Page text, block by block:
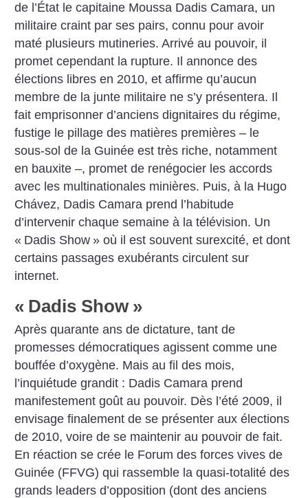
de l’État le capitaine Moussa Dadis Camara, un
militaire craint par ses pairs, connu pour avoir
maté plusieurs mutineries. Arrivé au pouvoir, il
promet cependant la rupture. Il annonce des
élections libres en 2010, et affirme qu’aucun
membre de la junte militaire ne s’y présentera. Il
fait emprisonner d’anciens dignitaires du régime,
fustige le pillage des matières premières – le
sous-sol de la Guinée est très riche, notamment
en bauxite –, promet de renégocier les accords
avec les multinationales minières. Puis, à la Hugo
Chávez, Dadis Camara prend l’habitude
d’intervenir chaque semaine à la télévision. Un
« Dadis Show » où il est souvent surexcité, et dont
certains passages exubérants circulent sur
internet.
« Dadis Show »
Après quarante ans de dictature, tant de
promesses démocratiques agissent comme une
bouffée d’oxygène. Mais au fil des mois,
l’inquiétude grandit : Dadis Camara prend
manifestement goût au pouvoir. Dès l’été 2009, il
envisage finalement de se présenter aux élections
de 2010, voire de se maintenir au pouvoir de fait.
En réaction se crée le Forum des forces vives de
Guinée (FFVG) qui rassemble la quasi-totalité des
grands leaders d’opposition (dont des anciens